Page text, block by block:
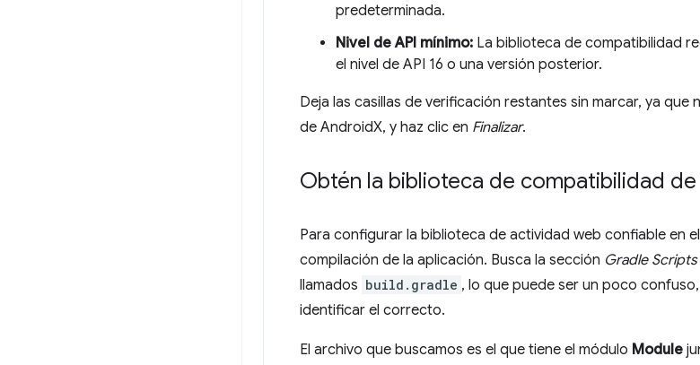
predeterminada.
Nivel de API mínimo: La biblioteca de compatibilidad
el nivel de API 16 o una versión posterior.
Deja las casillas de verificación restantes sin marcar, ya
de AndroidX, y haz clic en Finalizar.
Obtén la biblioteca de compatibilidad
Para configurar la biblioteca de actividad web confiable en
compilación de la aplicación. Busca la sección Gradle Scripts
llamados build.gradle , lo que puede ser un poco
identificar el correcto.
El archivo que buscamos es el que tiene el módulo Module